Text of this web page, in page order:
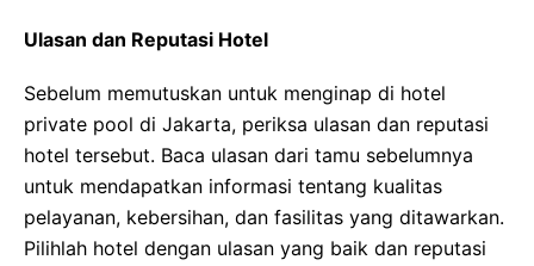
Ulasan dan Reputasi Hotel
Sebelum memutuskan untuk menginap di hotel
private pool di Jakarta, periksa ulasan dan reputasi
hotel tersebut. Baca ulasan dari tamu sebelumnya
untuk mendapatkan informasi tentang kualitas
pelayanan, kebersihan, dan fasilitas yang ditawarkan.
Pilihlah hotel dengan ulasan yang baik dan reputasi